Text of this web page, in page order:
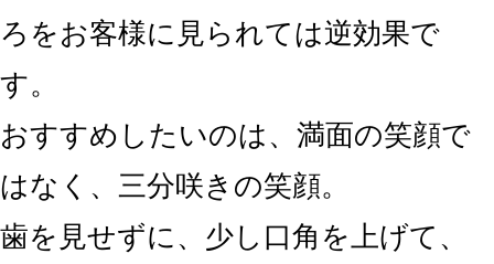
ろをお客様に見られては逆効果で
す。
おすすめしたいのは、満面の笑顔で
はなく、三分咲きの笑顔。
歯を見せずに、少し口角を上げて、